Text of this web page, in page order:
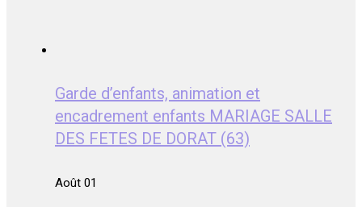
Garde d’enfants, animation et
encadrement enfants MARIAGE SALLE
DES FETES DE DORAT (63)
Août 01